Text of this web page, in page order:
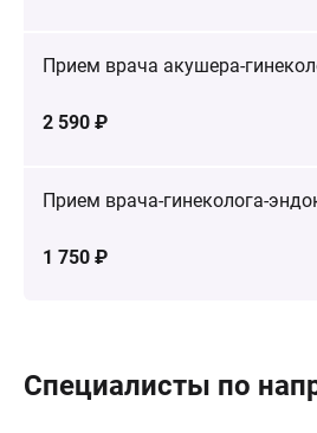
Прием врача акушера-
2 590 ₽
Прием врача-гинеколога-
1 750 ₽
Специалисты по